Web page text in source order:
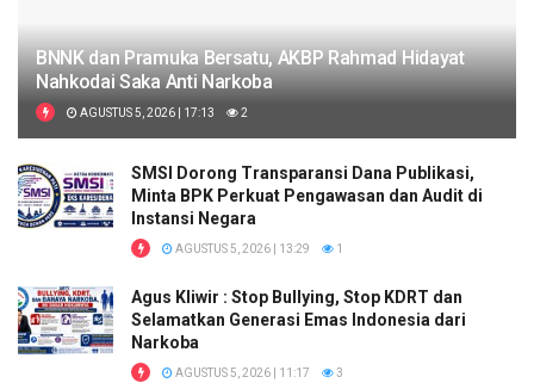
BNNK dan Pramuka Bersatu, AKBP Rahmad Hidayat
Nahkodai Saka Anti Narkoba
AGUSTUS 5, 2026 | 17:13 2
SMSI Dorong Transparansi Dana Publikasi,
Minta BPK Perkuat Pengawasan dan Audit di
Instansi Negara
AGUSTUS 5, 2026 | 13:29 1
Agus Kliwir : Stop Bullying, Stop KDRT dan
Selamatkan Generasi Emas Indonesia dari
Narkoba
AGUSTUS 5, 2026 | 11:17 3